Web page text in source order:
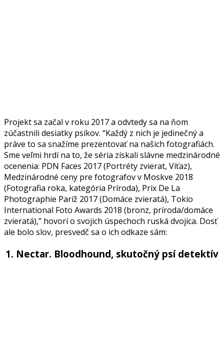
Projekt sa začal v roku 2017 a odvtedy sa na ňom
zúčastnili desiatky psíkov. “Každý z nich je jedinečný a
práve to sa snažíme prezentovať na našich fotografiách.
Sme veľmi hrdí na to, že séria získali slávne medzinárodné
ocenenia: PDN Faces 2017 (Portréty zvierat, Víťaz),
Medzinárodné ceny pre fotografov v Moskve 2018
(Fotografia roka, kategória Príroda), Prix De La
Photographie Paríž 2017 (Domáce zvieratá), Tokio
International Foto Awards 2018 (bronz, príroda/domáce
zvieratá),” hovorí o svojich úspechoch ruská dvojica. Dosť
ale bolo slov, presvedč sa o ich odkaze sám:
1. Nectar. Bloodhound, skutočný psí detektív